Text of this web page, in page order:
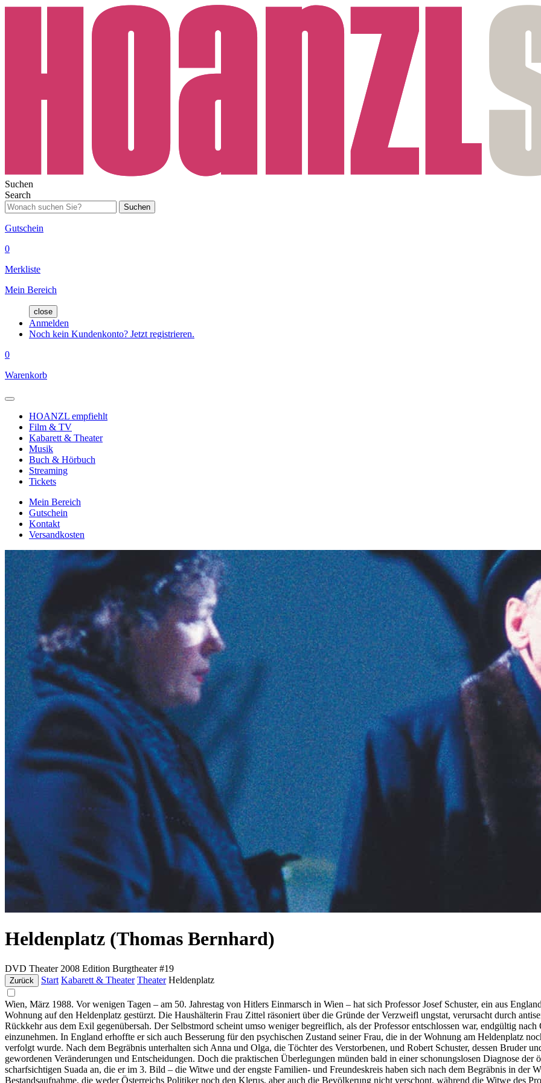
Suchen
Search
Suchen
Gutschein
0
Merkliste
Mein Bereich
close
Anmelden
Noch kein Kundenkonto? Jetzt registrieren.
0
Warenkorb
HOANZL empfiehlt
Film & TV
Kabarett & Theater
Musik
Buch & Hörbuch
Streaming
Tickets
Mein Bereich
Gutschein
Kontakt
Versandkosten
Heldenplatz (Thomas Bernhard)
DVD Theater 2008 Edition Burgtheater #19
Zurück Start Kabarett & Theater Theater Heldenplatz
Wien, März 1988. Vor wenigen Tagen – am 50. Jahrestag von Hitlers Einmarsch in Wien – hat sich Professor Josef Schuster, ein aus
Wohnung auf den Heldenplatz gestürzt. Die Haushälterin Frau Zittel räsoniert über die Gründe der Verzweifl ungstat, verursacht durch
Rückkehr aus dem Exil gegenübersah. Der Selbstmord scheint umso weniger begreiflich, als der Professor entschlossen war, endgültig
einzunehmen. In England erhoffte er sich auch Besserung für den psychischen Zustand seiner Frau, die in der Wohnung am Heldenplatz
verfolgt wurde. Nach dem Begräbnis unterhalten sich Anna und Olga, die Töchter des Verstorbenen, und Robert Schuster, dessen Bruder
gewordenen Veränderungen und Entscheidungen. Doch die praktischen Überlegungen münden bald in einer schonungslosen Diagnose der
scharfsichtigen Suada an, die er im 3. Bild – die Witwe und der engste Familien- und Freundeskreis haben sich nach dem Begräbnis in der
Bestandsaufnahme, die weder Österreichs Politiker noch den Klerus, aber auch die Bevölkerung nicht verschont, während die Witwe des